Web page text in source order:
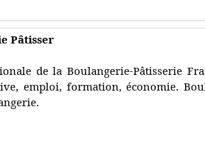
Pâtisser
de la Boulangerie-Pâtisserie
emploi, formation, économie.